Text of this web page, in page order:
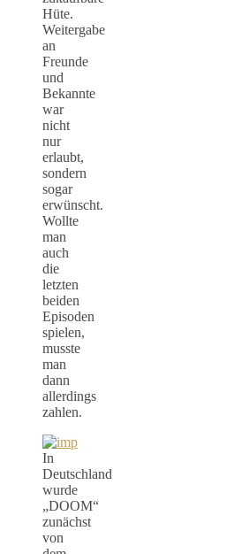
Hüte.
Weitergabe
an
Freunde
und
Bekannte
war
nicht
nur
erlaubt,
sondern
sogar
erwünscht.
Wollte
man
auch
die
letzten
beiden
Episoden
spielen,
musste
man
dann
allerdings
zahlen.
In
Deutschland
wurde
„DOOM“
zunächst
von